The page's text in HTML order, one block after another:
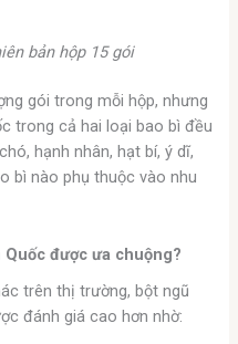
bản hộp 15 gói
gói trong mỗi hộp, nhưng
trong cả hai loại bao bì đều
hạnh nhân, hạt bí, ý dĩ,
bì nào phụ thuộc vào nhu
được ưa chuộng?
trên thị trường, bột ngũ
đánh giá cao hơn nhờ: